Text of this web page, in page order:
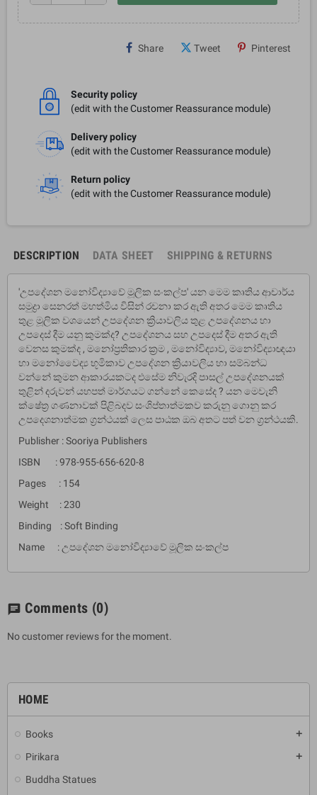
HOME
Books add
Pirikara add
Buddha Statues
Share Tweet Pinterest
Security policy
(edit with the Customer Reassurance module)
Delivery policy
(edit with the Customer Reassurance module)
Return policy
(edit with the Customer Reassurance module)
DESCRIPTION DATA SHEET SHIPPING & RETURNS
'උපදේශන මනෝවිද්‍යාවේ මූලික සංකල්ප' යන මෙම කෘතිය ආචාර්ය
සමුද්‍රා සෙනරත් මහත්මිය විසින් රචනා කර ඇති අතර මෙම කෘතිය
තුළ මූලික වශයෙන් උපදේශන ක්‍රියාවලිය තුළ උපදේශනය හා
උපදෙස් දීම යනු කුමක්ද? උපදේශනය සහ උපදෙස් දීම අතර ඇති
වෙනස කුමක්ද , මනෝප්‍රතිකාර ක්‍රම , මනෝවිද්‍යාව, මනෝවිද්‍යාඥයා
හා මනෝවෛද්‍ය භූමිකාව උපදේශන ක්‍රියාවලිය හා සම්බන්ධ
වන්නේ කුමන ආකාරයකටද එසේම නිවැරදි පාසල් උපදේශනයක්
තුළින් දරුවන් යහපත් මාර්ගයට ගන්නේ කෙසේද ? යන මෙවැනි
ක්ෂේත්‍ර ගණනාවක් පිළිබදව සංශිප්තාත්මකව කරුනු ගොනු කර
උපදෙශනාත්මක ග්‍රන්ථයක් ලෙස පාඨක ඔබ අතට පත් වන ග්‍රන්ථයකි.
Publisher : Sooriya Publishers
ISBN : 978-955-656-620-8
Pages : 154
Weight : 230
Binding : Soft Binding
Name : උපදේශන මනෝවිද්‍යාවේ මූලික සංකල්ප
chat Comments (0)
No customer reviews for the moment.